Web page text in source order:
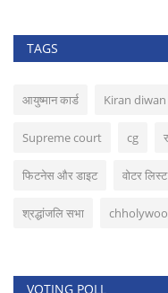
TAGS
आयुष्मान कार्ड Kiran diwan
Supreme court cg
फिटनेस और डाइट वोटर लिस्ट
श्रद्धांजलि सभा
VOTING POLL